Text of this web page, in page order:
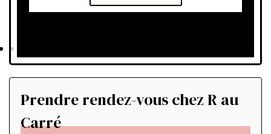
Prendre rendez-vous chez R au
Carré